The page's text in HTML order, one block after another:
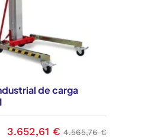
de carga
Precio
3.652,61 € Precio base
4.565,76 €